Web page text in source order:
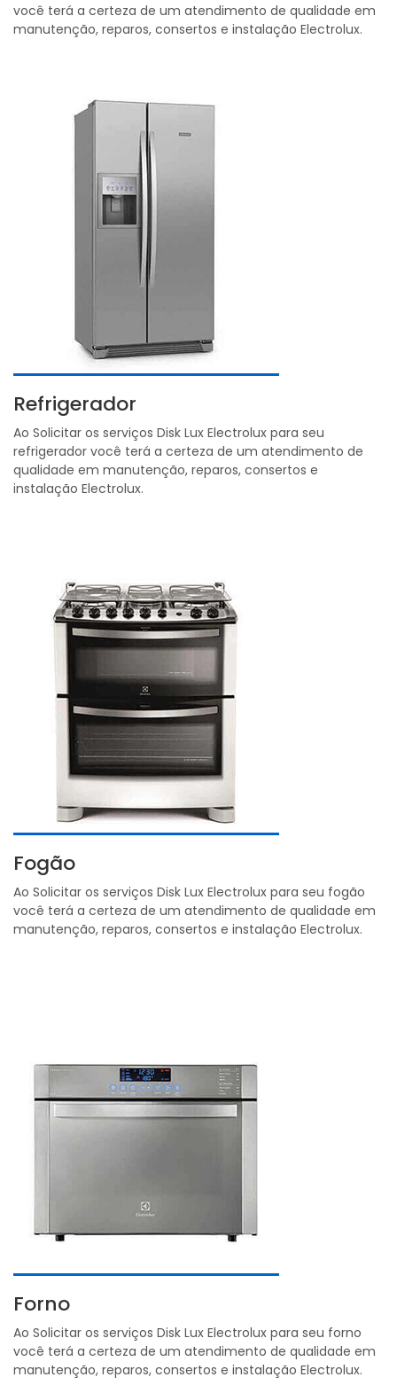
você terá a certeza de um atendimento de qualidade em
manutenção, reparos, consertos e instalação Electrolux.
Refrigerador
Ao Solicitar os serviços Disk Lux Electrolux para seu
refrigerador você terá a certeza de um atendimento de
qualidade em manutenção, reparos, consertos e
instalação Electrolux.
Fogão
Ao Solicitar os serviços Disk Lux Electrolux para seu fogão
você terá a certeza de um atendimento de qualidade em
manutenção, reparos, consertos e instalação Electrolux.
Forno
Ao Solicitar os serviços Disk Lux Electrolux para seu forno
você terá a certeza de um atendimento de qualidade em
manutenção, reparos, consertos e instalação Electrolux.